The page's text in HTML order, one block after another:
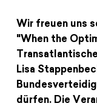
Junge
Zukunft D
Inge-
Kursangebot
Materialien
Reisestipendien
Europa Erleben
Aktuelles
News
Spenden
Wir freuen uns
"When the
Lisa
dürfen. Die